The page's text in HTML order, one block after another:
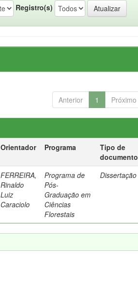
Registro(s)
Anterior 1 Próximo
Orientador Programa
Tipo de
documento
FERREIRA,
Rinaldo
Luiz
Caraciolo
Programa de
Pós-
Graduação em
Ciências
Florestais
Dissertação